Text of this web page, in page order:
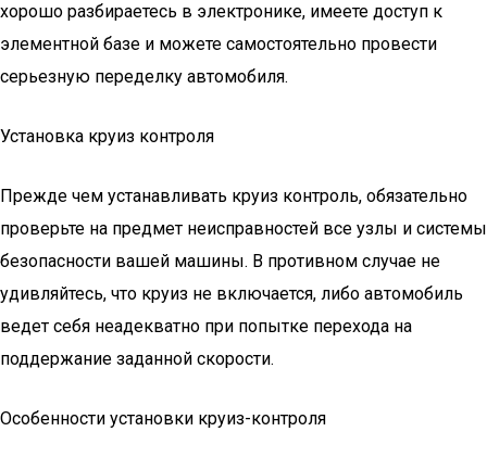
хорошо разбираетесь в электронике, имеете доступ к
элементной базе и можете самостоятельно провести
серьезную переделку автомобиля.
Установка круиз контроля
Прежде чем устанавливать круиз контроль, обязательно
проверьте на предмет неисправностей все узлы и системы
безопасности вашей машины. В противном случае не
удивляйтесь, что круиз не включается, либо автомобиль
ведет себя неадекватно при попытке перехода на
поддержание заданной скорости.
Особенности установки круиз-контроля